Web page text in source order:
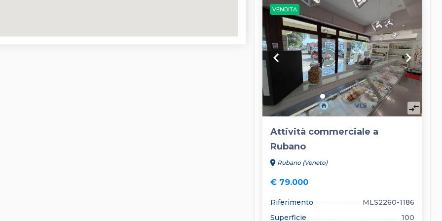
VENDITA
keyboard_arrow_left keyboard_arrow_right
compare_arrows
Attività commerciale a
Rubano
location_on Rubano (Veneto)
€ 79.000
Riferimento
MLS2260-1186
Superficie
100